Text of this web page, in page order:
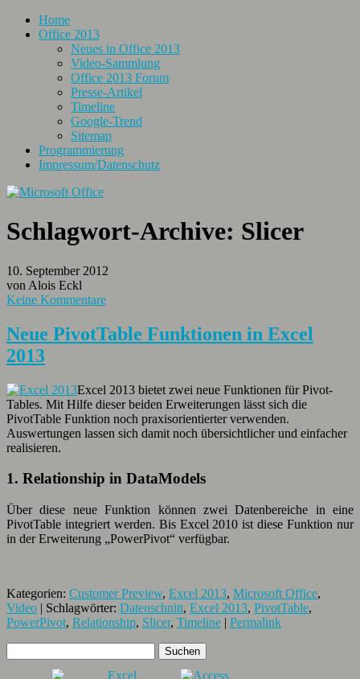
Home
Office 2013
Neues in Office 2013
Video-Sammlung
Office 2013 Forum
Presse-Artikel
Timeline
Google-Trend
Sitemap
Programmierung
Impressum/Datenschutz
Schlagwort-Archive: Slicer
10. September 2012
von Alois Eckl
Keine Kommentare
Neue PivotTable Funktionen in Excel
2013
Excel 2013 bietet zwei neue Funktionen für Pivot-
Tables. Mit Hilfe dieser beiden Erweiterungen lässt sich die
PivotTable Funktion noch praxisorientierter verwenden.
Auswertungen lassen sich damit noch übersichtlicher und einfacher
realisieren.
1. Relationship in DataModels
Über diese neue Funktion können zwei Datenbereiche in eine
PivotTable integriert werden. Bis Excel 2010 ist diese Funktion nur
in der Erweiterung „PowerPivot“ verfügbar.
Kategorien: Customer Preview, Excel 2013, Microsoft Office,
Video | Schlagwörter: Datenschnitt, Excel 2013, PivotTable,
PowerPivot, Relationship, Slicer, Timeline | Permalink